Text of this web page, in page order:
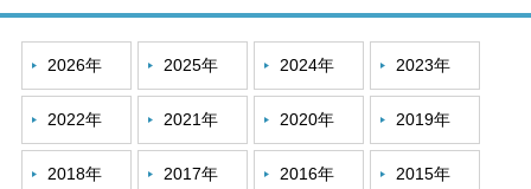
2026年 2025年 2024年 2023年
2022年 2021年 2020年 2019年
2018年 2017年 2016年 2015年